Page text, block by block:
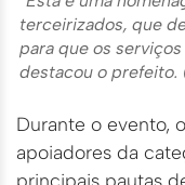
terceirizados, que
para que os
destacou o prefeito.
Durante o evento,
apoiadores da
principais pautas